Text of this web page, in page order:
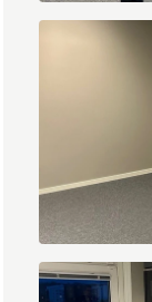
5.jpg